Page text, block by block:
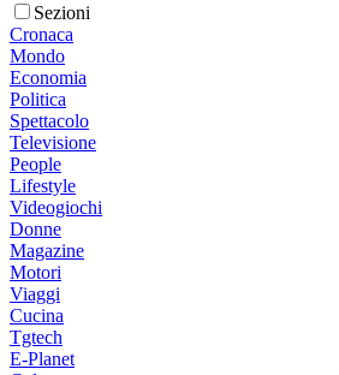
Sezioni
Cronaca
Mondo
Economia
Politica
Spettacolo
Televisione
People
Lifestyle
Videogiochi
Donne
Magazine
Motori
Viaggi
Cucina
Tgtech
E-Planet